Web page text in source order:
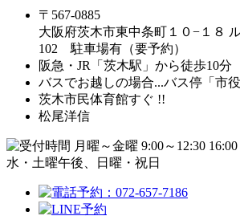
〒567-0885
大阪府茨木市東中条町１０−１８
102 駐車場有（要予約）
阪急・JR「茨木駅」から徒歩10分
バスでお越しの場合...バス停「市
茨木市民体育館すぐ !!
松尾洋信